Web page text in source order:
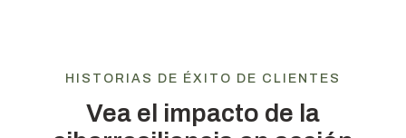
HISTORIAS DE ÉXITO DE CLIENTES
Vea el impacto de la